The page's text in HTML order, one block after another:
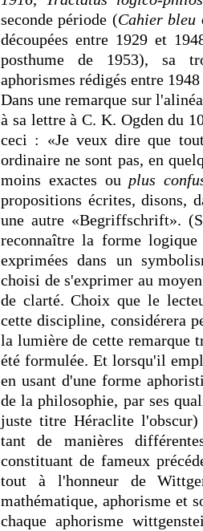
seconde période (Cahier bleu
découpées entre 1929 et
posthume de 1953), sa
aphorismes rédigés entre
Dans une remarque sur
à sa lettre à C. K. Ogden du
ceci : «Je veux dire que
ordinaire ne sont pas, en
moins exactes ou plus
propositions écrites, disons,
une autre «Begriffschrift».
reconnaître la forme
exprimées dans un
choisi de s'exprimer au
de clarté. Choix que le
cette discipline, considérera
la lumière de cette remarque
été formulée. Et lorsqu'il
en usant d'une forme
de la philosophie, par ses
juste titre Héraclite
tant de manières
constituant de fameux
tout à l'honneur de
mathématique, aphorisme et
chaque aphorisme